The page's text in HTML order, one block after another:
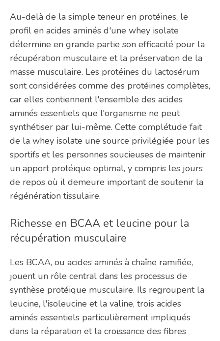
Au-delà de la simple teneur en protéines, le
profil en acides aminés d'une whey isolate
détermine en grande partie son efficacité pour la
récupération musculaire et la préservation de la
masse musculaire. Les protéines du lactosérum
sont considérées comme des protéines complètes,
car elles contiennent l'ensemble des acides
aminés essentiels que l'organisme ne peut
synthétiser par lui-même. Cette complétude fait
de la whey isolate une source privilégiée pour les
sportifs et les personnes soucieuses de maintenir
un apport protéique optimal, y compris les jours
de repos où il demeure important de soutenir la
régénération tissulaire.
Richesse en BCAA et leucine pour la
récupération musculaire
Les BCAA, ou acides aminés à chaîne ramifiée,
jouent un rôle central dans les processus de
synthèse protéique musculaire. Ils regroupent la
leucine, l'isoleucine et la valine, trois acides
aminés essentiels particulièrement impliqués
dans la réparation et la croissance des fibres